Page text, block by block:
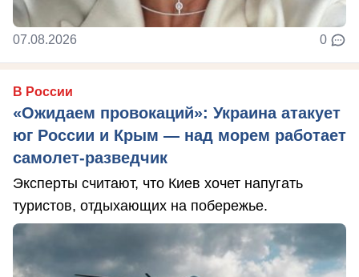
07.08.2026 0
В России
«Ожидаем провокаций»: Украина атакует
юг России и Крым — над морем работает
самолет-разведчик
Эксперты считают, что Киев хочет напугать
туристов, отдыхающих на побережье.